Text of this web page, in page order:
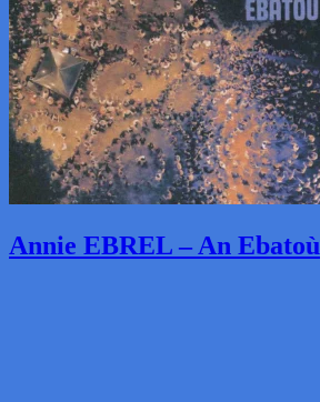
Annie EBREL – An Ebatoù